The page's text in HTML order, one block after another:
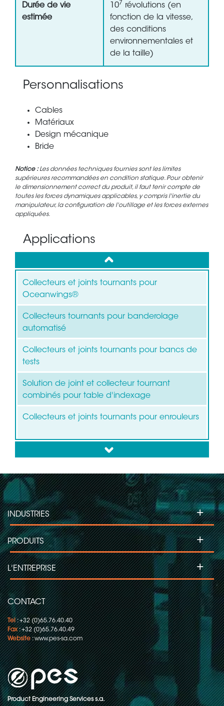
Durée de vie
estimée
107 révolutions (en
fonction de la vitesse,
des conditions
environnementales et
de la taille)
Personnalisations
Cables
Matériaux
Design mécanique
Bride
Notice :Les données techniques fournies sont les limites
supérieures recommandées en condition statique. Pour obtenir
le dimensionnement correct du produit, il faut tenir compte de
toutes les forces dynamiques applicables, y compris l'inertie du
manipulateur, la configuration de l'outillage et les forces externes
appliquées.
Applications
up
Collecteurs et joints tournants pour
Oceanwings®
Collecteurs tournants pour banderolage
automatisé
Collecteurs et joints tournants pour bancs de
tests
Solution de joint et collecteur tournant
combinés pour table d'indexage
Collecteurs et joints tournants pour enrouleurs
Collecteurs tournants pour éoliennes
Collecteurs tournants pour machines
d'étiquetage
Collecteurs tournants pour projecteurs
asservis
Collecteurs tournants pour machines
d'inspection
Collecteurs tournants pour le
conditionnement en continu
down
CONTACT
Tel: +32 (0)65.76.40.40
Fax: +32 (0)65.76.40.49
Website:www.pes-sa.com
Product Engineering Services s.a.
INDUSTRIES +
PRODUITS +
L'ENTREPRISE +